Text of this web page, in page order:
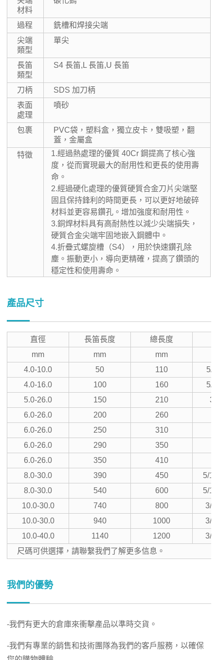
材料
過程
銑槽和焊接尖端
尖端
類型
單尖
長笛
類型
S4 長笛,L 長笛,U 長笛
刀柄
SDS 加刀柄
表面
處理
噴砂
包裹
PVC袋，塑料盒，獨立皮卡，雙吸塑，翻
蓋，金屬盒
特徵
1.經過熱處理的優質 40Cr 鋼提高了核心強
度，從而實現最大的耐用性和更長的使用壽
命。
2.經過硬化處理的優質硬質合金刀片尖端堅
固且保持鋒利的時間更長，可以更好地破碎
材料並更容易鑽孔。增加強度和耐用性。
3.銅焊材料具有高耐熱性以減少尖端損失，
硬質合金尖端牢固地嵌入鋼體中。
4.折疊式螺旋槽（S4），用於快速鑽孔除
塵。振動更小，導向更精確，提高了鑽頭的
穩定性和使用壽命。
產品尺寸
直徑 長笛長度 總長度
mm
mm mm
4.0-10.0
50 110
5/
4.0-16.0
100 160
5/
5.0-26.0
150 210
3/
6.0-26.0
200 260
6.0-26.0
250 310
6.0-26.0
290 350
6.0-26.0
350 410
8.0-30.0
390 450
5/
8.0-30.0
540 600
5/
10.0-30.0
740 800
3/
10.0-30.0
940 1000
3/
10.0-40.0
1140 1200
3/
尺碼可供選擇，請聯繫我們了解更多信息。
我們的優勢
-我們有更大的倉庫來衝擊產品以準時交貨。
-我們有專業的銷售和技術團隊為我們的客戶服務，以確保